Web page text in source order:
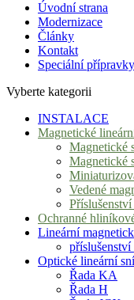
Úvodní strana
Modernizace
Články
Kontakt
Speciální přípravky
Vyberte kategorii
INSTALACE
Magnetické
Magnetické
Magnetické
Vedené
Ochranné
Lineární
Optické lineární
Řada KA
Řada H